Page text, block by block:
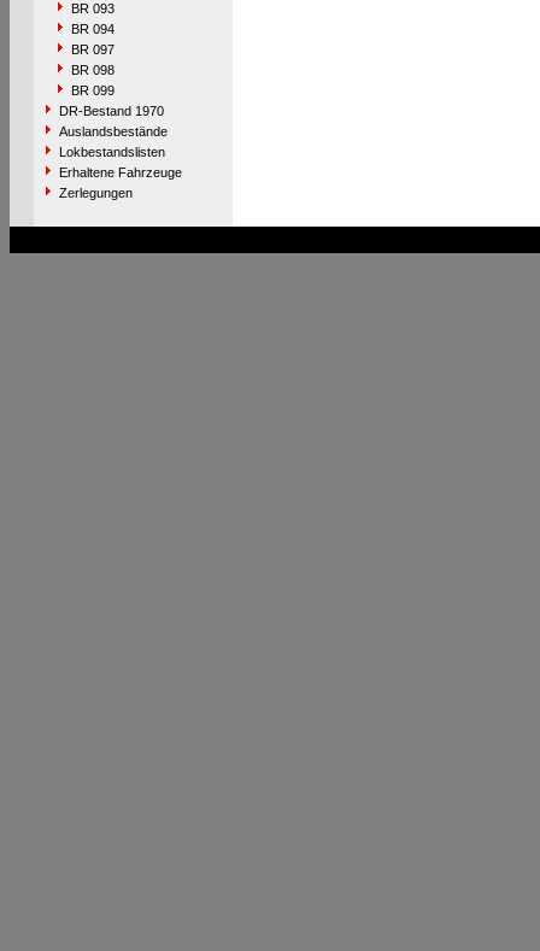
BR 093
BR 094
BR 097
BR 098
BR 099
DR-Bestand 1970
Auslandsbestände
Lokbestandslisten
Erhaltene Fahrzeuge
Zerlegungen